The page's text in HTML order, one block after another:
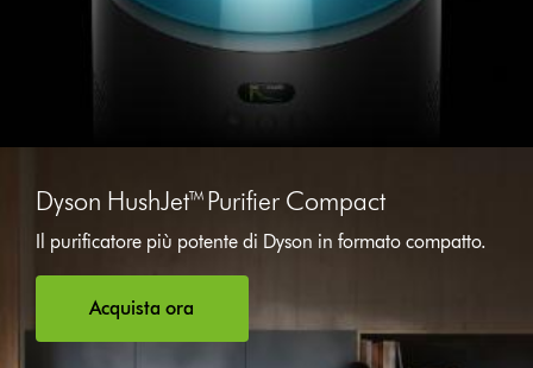
Dyson HushJet™ Purifier Compact
Il purificatore più potente di Dyson in formato compatto.
Acquista ora